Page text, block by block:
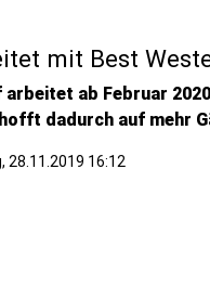
mit Best
arbeitet ab Februar
dadurch auf mehr
28.11.2019 16:12